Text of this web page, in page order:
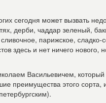
сегодня может вызвать
дерби, чаддар зеленый,
парижское, сладко-
здесь и нет ничего нового,
Васильевичем,
преимущества этого сорта,